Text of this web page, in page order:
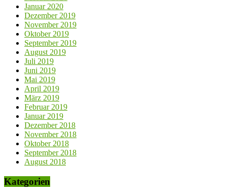
Januar 2020
Dezember 2019
November 2019
Oktober 2019
September 2019
August 2019
Juli 2019
Juni 2019
Mai 2019
April 2019
März 2019
Februar 2019
Januar 2019
Dezember 2018
November 2018
Oktober 2018
September 2018
August 2018
Kategorien